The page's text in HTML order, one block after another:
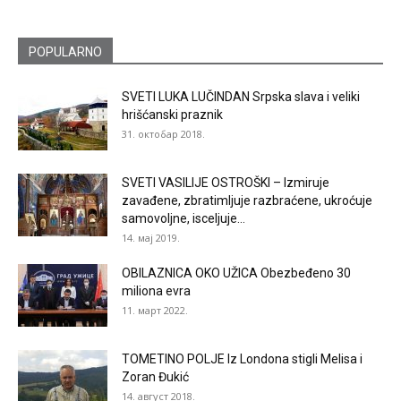
POPULARNO
SVETI LUKA LUČINDAN Srpska slava i veliki
hrišćanski praznik
31. октобар 2018.
SVETI VASILIJE OSTROŠKI – Izmiruje
zavađene, zbratimljuje razbraćene, ukroćuje
samovoljne, isceljuje...
14. мај 2019.
OBILAZNICA OKO UŽICA Obezbeđeno 30
miliona evra
11. март 2022.
TOMETINO POLJE Iz Londona stigli Melisa i
Zoran Đukić
14. август 2018.